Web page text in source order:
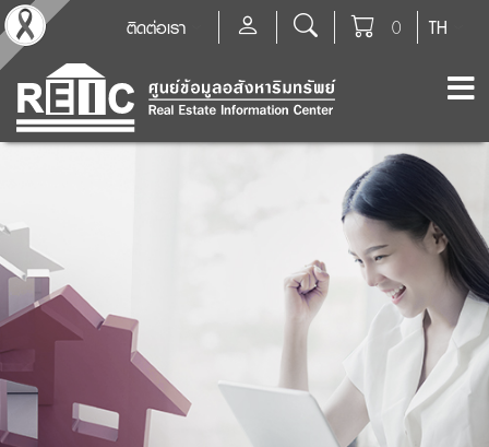
TH
0
ติดต่อเรา